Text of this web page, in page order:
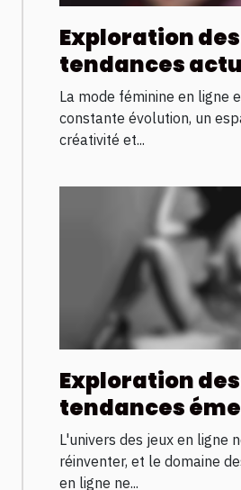
Exploration des
tendances
dans la mode
en ligne
La mode féminine en ligne
constante évolution, un
créativité et...
Exploration des
tendances
dans les jeux
ligne pour 2025
L'univers des jeux en ligne
réinventer, et le domaine
en ligne ne...